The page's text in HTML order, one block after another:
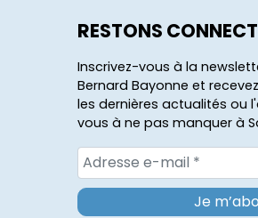
RESTONS
Inscrivez-vous à la
Bernard Bayonne et
les dernières actualités ou
vous à ne pas manquer à